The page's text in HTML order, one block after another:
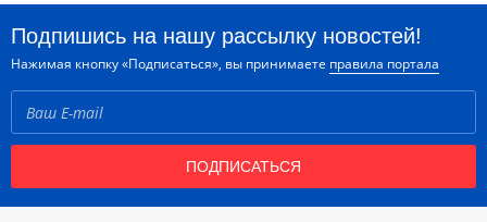
Подпишись на нашу рассылку новостей!
Нажимая кнопку «Подписаться», вы принимаете правила портала
ПОДПИСАТЬСЯ